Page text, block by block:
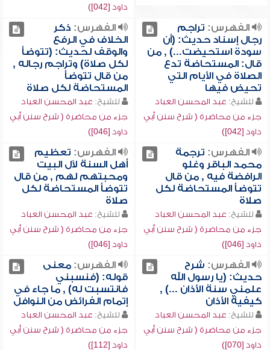
داود [042])
الفهرس: تراجم
رجال إسناد حديث: (أن
سودة استحيضت...) , من
قال: المستحاضة تدع
الصلاة في الأيام التي
تحيض فيها
للشيخ: عبد المحسن العباد
جزء من محاضرة ( شرح سنن أبي
داود [042])
الفهرس: ذكر
الخلاف في الرفع
والوقف لحديث: (تتوضأ
لكل صلاة) وتراجم رجاله ,
من قال تتوضأ
المستحاضة لكل صلاة
للشيخ: عبد المحسن العباد
جزء من محاضرة ( شرح سنن أبي
داود [046])
الفهرس: ترجمة
محمد الباقر وغلو
الرافضة فيه , من قال
تتوضأ المستحاضة لكل
صلاة
للشيخ: عبد المحسن العباد
جزء من محاضرة ( شرح سنن أبي
داود [046])
الفهرس: تعظيم
أهل السنة لآل البيت
ومحبتهم لهم , من قال
تتوضأ المستحاضة لكل
صلاة
للشيخ: عبد المحسن العباد
جزء من محاضرة ( شرح سنن أبي
داود [046])
الفهرس: شرح
حديث: (يا رسول الله
علمني سنة الأذان ...) ,
كيفية الأذان
للشيخ: عبد المحسن العباد
جزء من محاضرة ( شرح سنن أبي
داود [070])
الفهرس:معنى
قوله: (فنسبني
فانتسبت له) , ما جاء في
إتمام الفرائض من النوافل
للشيخ: عبد المحسن العباد
جزء من محاضرة ( شرح سنن أبي
داود [112])